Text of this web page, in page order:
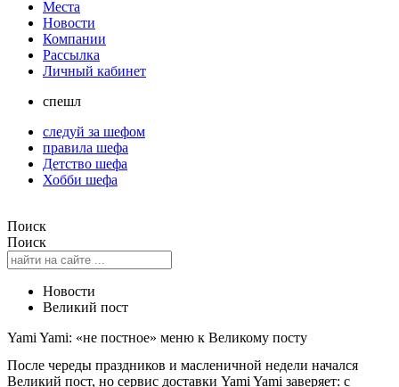
Места
Новости
Компании
Рассылка
Личный кабинет
спешл
следуй за шефом
правила шефа
Детство шефа
Хобби шефа
Поиск
Поиск
Новости
Великий пост
Yami Yami: «не постное» меню к Великому посту
После череды праздников и масленичной недели начался
Великий пост, но сервис доставки Yami Yami заверяет: с